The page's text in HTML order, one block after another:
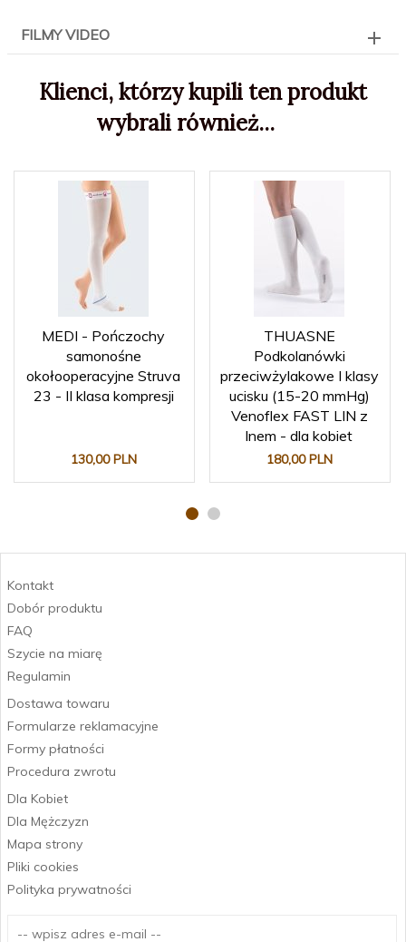
FILMY VIDEO
Klienci, którzy kupili ten produkt
wybrali również...
MEDI - Pończochy
samonośne
okołooperacyjne Struva
23 - II klasa kompresji
130,00 PLN
THUASNE
Podkolanówki
przeciwżylakowe I klasy
ucisku (15-20 mmHg)
Venoflex FAST LIN z
lnem - dla kobiet
180,00 PLN
Kontakt
Dobór produktu
FAQ
Szycie na miarę
Regulamin
Dostawa towaru
Formularze reklamacyjne
Formy płatności
Procedura zwrotu
Dla Kobiet
Dla Mężczyzn
Mapa strony
Pliki cookies
Polityka prywatności